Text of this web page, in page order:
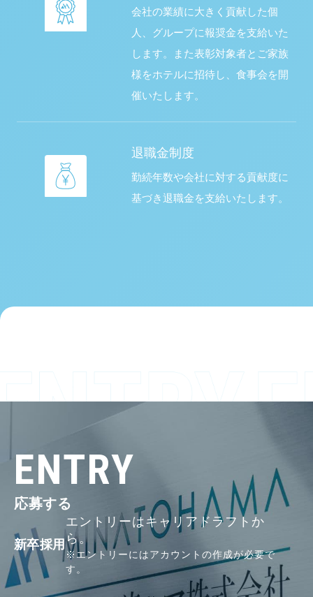
会社の業績に大きく貢献した個
人、グループに報奨金を支給いた
します。また表彰対象者とご家族
様をホテルに招待し、食事会を開
催いたします。
退職金制度
勤続年数や会社に対する貢献度に
基づき退職金を支給いたします。
ENTRY
応募する
新卒採用
エントリーはキャリアドラフトか
ら。
※エントリーにはアカウントの作成が必要で
す。